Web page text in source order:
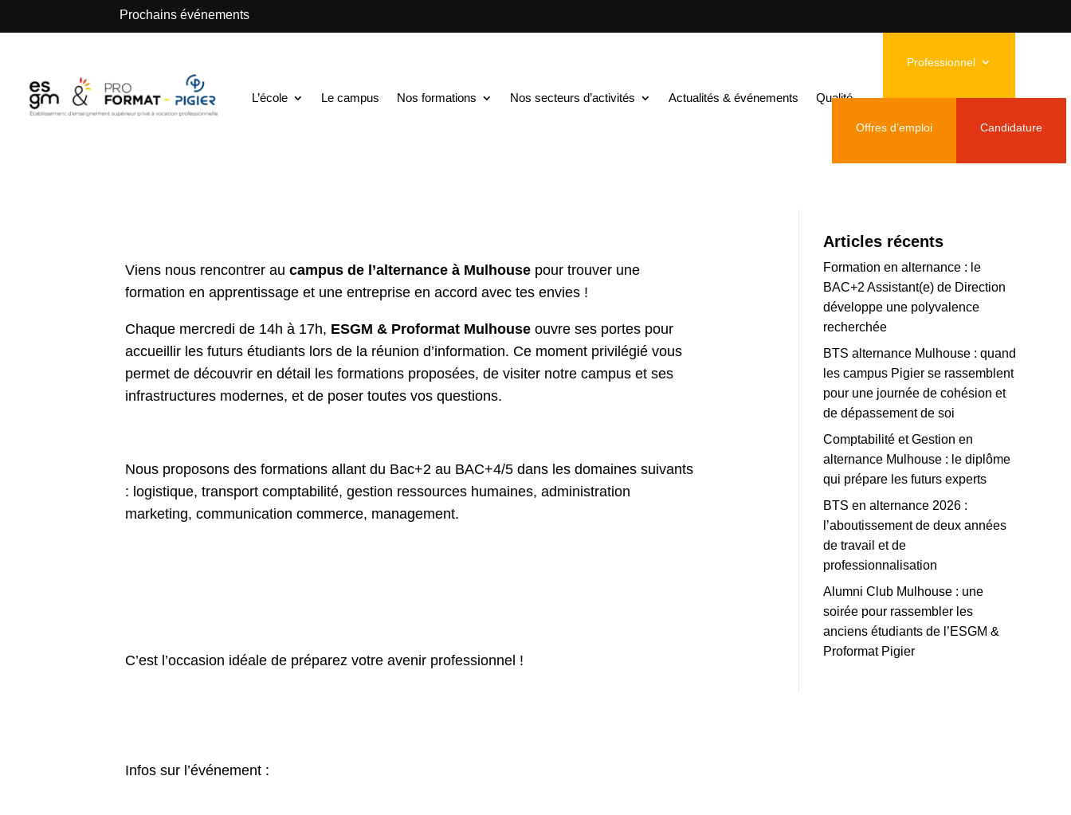
Prochains événements
L’école Le campus Nos formations Nos secteurs d’activités Actualités & événements Qualité
Professionnel
Offres d’emploi Candidature
Rencontres & Orientation : mercredi 9 juillet
3 Juil 2025|Nos événements
Viens nous rencontrer aucampus de l’alternance à Mulhouse pour trouver une
formation en apprentissage et une entreprise en accord avec tes envies !
Chaque mercredi de 14h à 17h, ESGM & Proformat Mulhouse ouvre ses portes pour
accueillir les futurs étudiants lors de la réunion d’information. Ce moment privilégié vous
permet de découvrir en détail les formations proposées, de visiter notre campus et ses
infrastructures modernes, et de poser toutes vos questions.
Nous proposons des formations allant du Bac+2 au BAC+4/5 dans les domaines suivants
: logistique, transport comptabilité, gestion ressources humaines, administration
marketing, communication commerce, management.
C’est l’occasion idéale de préparez votre avenir professionnel !
Infos sur l’événement :
Articles récents
Formation en alternance : le
BAC+2 Assistant(e) de Direction
développe une polyvalence
recherchée
BTS alternance Mulhouse : quand
les campus Pigier se rassemblent
pour une journée de cohésion et
de dépassement de soi
Comptabilité et Gestion en
alternance Mulhouse : le diplôme
qui prépare les futurs experts
BTS en alternance 2026 :
l’aboutissement de deux années
de travail et de
professionnalisation
Alumni Club Mulhouse : une
soirée pour rassembler les
anciens étudiants de l’ESGM &
Proformat Pigier